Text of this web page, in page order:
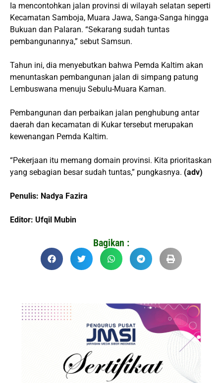
Ia mencontohkan jalan provinsi di wilayah selatan seperti
Kecamatan Samboja, Muara Jawa, Sanga-Sanga hingga
Bukuan dan Palaran. “Sekarang sudah tuntas
pembangunannya,” sebut Samsun.
Tahun ini, dia menyebutkan bahwa Pemda Kaltim akan
menuntaskan pembangunan jalan di simpang patung
Lembuswana menuju Sebulu-Muara Kaman.
Pembangunan dan perbaikan jalan penghubung antar
daerah dan kecamatan di Kukar tersebut merupakan
kewenangan Pemda Kaltim.
“Pekerjaan itu memang domain provinsi. Kita prioritaskan
yang sebagian besar sudah tuntas,” pungkasnya. (adv)
Penulis: Nadya Fazira
Editor: Ufqil Mubin
Bagikan :